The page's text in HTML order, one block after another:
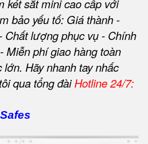
két sắt mini cao cấp với
bảo yếu tố: Giá thành -
Chất lượng phục vụ - Chính
Miễn phí giao hàng toàn
Hãy nhanh tay nhấc
qua tổng đàiHotline 24/7: